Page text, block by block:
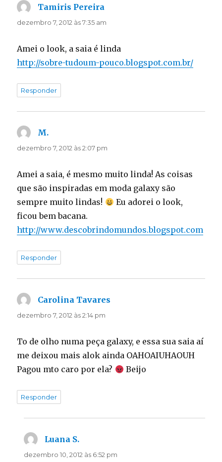
Tamiris Pereira
dezembro 7, 2012 às 7:35 am
Amei o look, a saia é linda
http://sobre-tudoum-pouco.blogspot.com.br/
Responder
M.
dezembro 7, 2012 às 2:07 pm
Amei a saia, é mesmo muito linda! As coisas
que são inspiradas em moda galaxy são
sempre muito lindas!
Eu adorei o look,
ficou bem bacana.
http://www.descobrindomundos.blogspot.com
Responder
Carolina Tavares
dezembro 7, 2012 às 2:14 pm
To de olho numa peça galaxy, e essa sua saia aí
me deixou mais alok ainda OAHOAIUHAOUH
Pagou mto caro por ela?
Beijo
Responder
Luana S.
dezembro 10, 2012 às 6:52 pm